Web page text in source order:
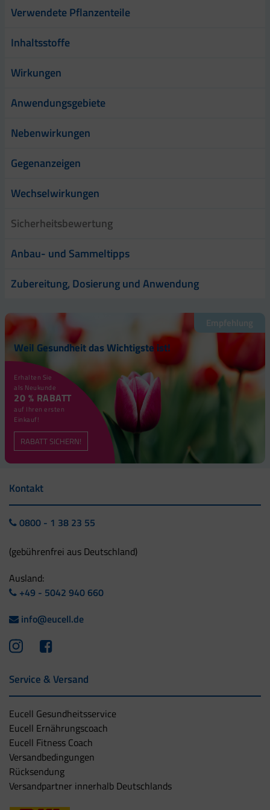
Verwendete Pflanzenteile
Inhaltsstoffe
Wirkungen
Anwendungsgebiete
Nebenwirkungen
Gegenanzeigen
Wechselwirkungen
Sicherheitsbewertung
Anbau- und Sammeltipps
Zubereitung, Dosierung und Anwendung
Empfehlung
Weil Gesundheit das Wichtigste ist!
Erhalten Sie
als Neukunde
20 % RABATT
auf Ihren ersten
Einkauf!
RABATT SICHERN!
Kontakt
0800 - 1 38 23 55
(gebührenfrei aus Deutschland)
Ausland:
+49 - 5042 940 660
info@eucell.de
Service & Versand
Eucell Gesundheitsservice
Eucell Ernährungscoach
Eucell Fitness Coach
Versandbedingungen
Rücksendung
Versandpartner innerhalb Deutschlands